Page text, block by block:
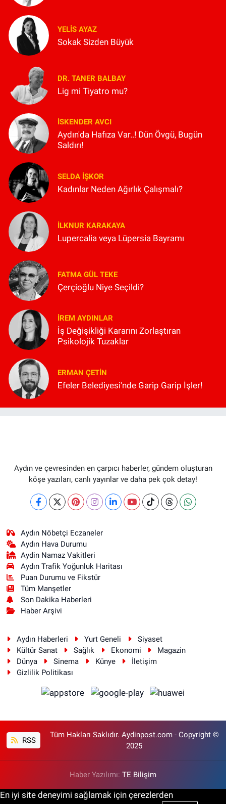
YELIS AYAZ
Sokak Sizden Büyük
DR. TANER BALBAY
Lig mi Tiyatro mu?
İSKENDER AVCI
Aydın'da Hafıza Var..! Dün Övgü, Bugün
Saldırı!
SELDA İŞKOR
Kadınlar Neden Ağırlık Çalışmalı?
İLKNUR KARAKAYA
Lupercalia veya Lüpersia Bayramı
FATMA GÜL TEKE
Çerçioğlu Niye Seçildi?
İREM AYDINLAR
İş Değişikliği Kararını Zorlaştıran
Psikolojik Tuzaklar
ERMAN ÇETIN
Efeler Belediyesi'nde Garip Garip İşler!
Aydın ve çevresinden en çarpıcı haberler, gündem oluşturan
köşe yazıları, canlı yayınlar ve daha pek çok detay!
Aydın Nöbetçi Eczaneler
Aydın Hava Durumu
Aydin Namaz Vakitleri
Aydın Trafik Yoğunluk Haritası
Puan Durumu ve Fikstür
Tüm Manşetler
Son Dakika Haberleri
Haber Arşivi
Aydın Haberleri Yurt Geneli
Siyaset
Kültür Sanat
Sağlık Ekonomi
Magazin
Dünya
Sinema Künye
İletişim
Gizlilik Politikası
RSS
Tüm Hakları Saklıdır. Aydinpost.com - Copyright ©
2025
Haber Yazılımı: TE Bilişim
En iyi site deneyimi sağlamak için çerezlerden